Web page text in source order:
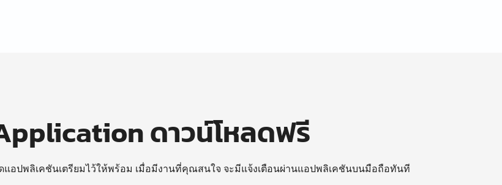
ดาวน์โหลดฟรี
แอปพลิเคชันเตรียมไว้ให้พร้อม เมื่อมีงานที่คุณสนใจ จะมีแจ้งเตือนผ่านแอปพลิเคชันบนมือถือทันที